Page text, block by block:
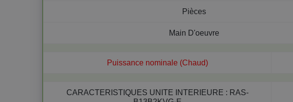
Pièces
Main D'oeuvre
Puissance nominale (Chaud)
CARACTERISTIQUES UNITE INTERIEURE : RAS-